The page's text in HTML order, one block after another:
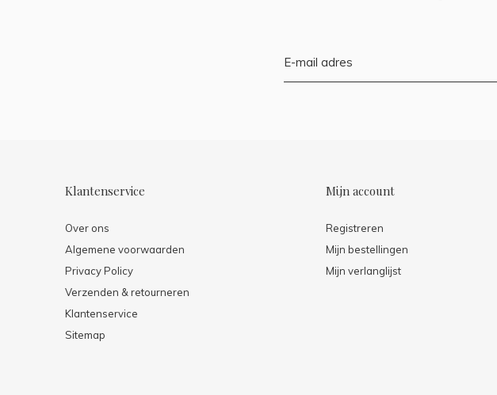
Klantenservice
Over ons
Algemene voorwaarden
Privacy Policy
Verzenden & retourneren
Klantenservice
Sitemap
Mijn account
Registreren
Mijn bestellingen
Mijn verlanglijst